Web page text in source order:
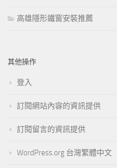
高雄隱形鐵窗安裝推薦
其他操作
登入
訂閱網站內容的資訊提供
訂閱留言的資訊提供
WordPress.org 台灣繁體中文